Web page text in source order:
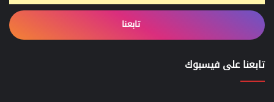
تابعنا
تابعنا على فيسبوك